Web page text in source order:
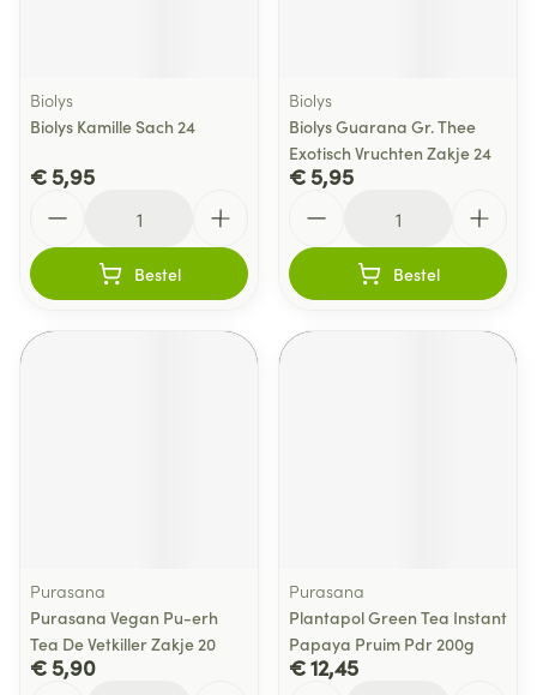
Biolys
Biolys Kamille Sach 24
€ 5,95
Bestel
Biolys
Biolys Guarana Gr. Thee
Exotisch Vruchten Zakje 24
€ 5,95
Bestel
Purasana
Purasana Vegan Pu-erh
Tea De Vetkiller Zakje 20
€ 5,90
Purasana
Plantapol Green Tea Instant
Papaya Pruim Pdr 200g
€ 12,45